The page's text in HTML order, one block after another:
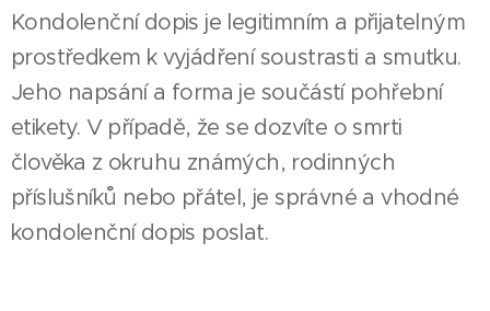
Kondolenční dopis je legitimním a přijatelným
prostředkem k vyjádření soustrasti a smutku.
Jeho napsání a forma je součástí pohřební
etikety. V případě, že se dozvíte o smrti
člověka z okruhu známých, rodinných
příslušníků nebo přátel, je správné a vhodné
kondolenční dopis poslat.